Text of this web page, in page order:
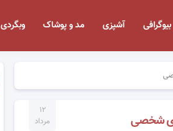
بیوگرافی آشپزی مد و پوشاک وبگردی
۱۲
مرداد
شخصی